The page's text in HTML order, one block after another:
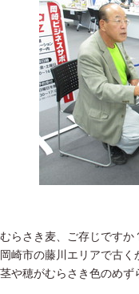
むらさき麦、ご存じですか
岡崎市の藤川エリアで古く
茎や穂がむらさき色のめず